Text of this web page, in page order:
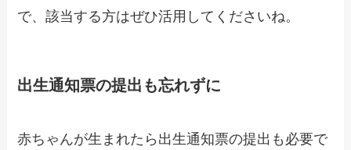
で、該当する方はぜひ活用してくださいね。
出生通知票の提出も忘れずに
赤ちゃんが生まれたら出生通知票の提出も必要で